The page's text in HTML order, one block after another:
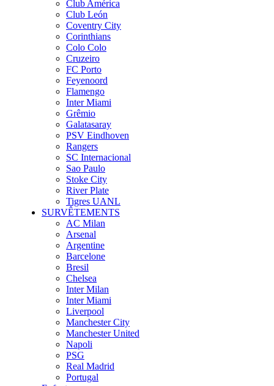
Club América
Club León
Coventry City
Corinthians
Colo Colo
Cruzeiro
FC Porto
Feyenoord
Flamengo
Inter Miami
Grêmio
Galatasaray
PSV Eindhoven
Rangers
SC Internacional
Sao Paulo
Stoke City
River Plate
Tigres UANL
SURVÊTEMENTS
AC Milan
Arsenal
Argentine
Barcelone
Bresil
Chelsea
Inter Milan
Inter Miami
Liverpool
Manchester City
Manchester United
Napoli
PSG
Real Madrid
Portugal